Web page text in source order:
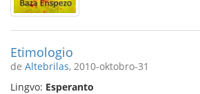
Etimologio
de Altebrilas, 2010-oktobro-31
Lingvo: Esperanto